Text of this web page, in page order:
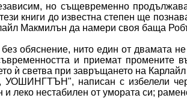
но същевременно
книги до известна степен ще
Макмилън да намери своя баща
обяснение, нито един от двамата
и приемат
ѝ светва при завръщането на
написан с избелели
и леко нестабилен от умората си;